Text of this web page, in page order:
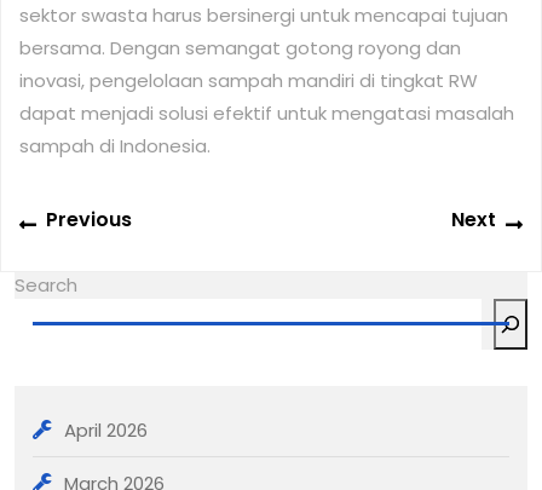
sektor swasta harus bersinergi untuk mencapai tujuan
bersama. Dengan semangat gotong royong dan
inovasi, pengelolaan sampah mandiri di tingkat RW
dapat menjadi solusi efektif untuk mengatasi masalah
sampah di Indonesia.
Post
navigation
Previous Next
Search
April 2026
March 2026